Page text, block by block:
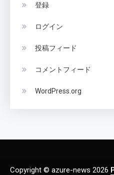
登録
ログイン
投稿フィード
コメントフィード
WordPress.org
Copyright © azure-news 2026